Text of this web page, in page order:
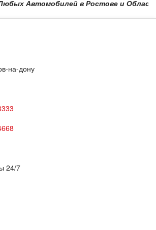
Автомобилей в Ростове и Области
на-дону
24/7